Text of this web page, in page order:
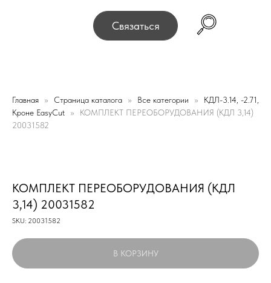
Связаться
г. Минск, переулок Промышленный 16, офис № 15
Главная Страница каталога Все категории
КДЛ-3.14, -2.71,
Кроне EasyCut
КОМПЛЕКТ ПЕРЕОБОРУДОВАНИЯ (КДЛ 3,14)
20031582
КОМПЛЕКТ ПЕРЕОБОРУДОВАНИЯ (КДЛ
3,14) 20031582
SKU: 20031582
В КОРЗИНУ